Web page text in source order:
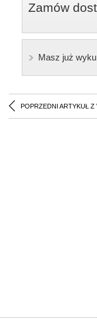
Zamów
Masz już
POPRZEDNI ARTYKUŁ Z